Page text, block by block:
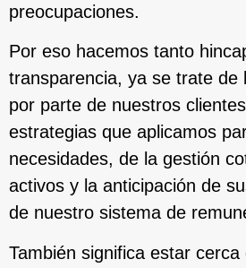
preocupaciones.
Por eso hacemos tanto
transparencia, ya se trate de
por parte de nuestros
estrategias que aplicamos
necesidades, de la gestión
activos y la anticipación de
de nuestro sistema de
También significa estar